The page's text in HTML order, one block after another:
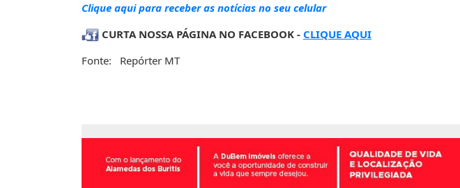
Clique aqui para receber as notícias no seu celular
CURTA NOSSA PÁGINA NO FACEBOOK - CLIQUE AQUI
Fonte: Repórter MT